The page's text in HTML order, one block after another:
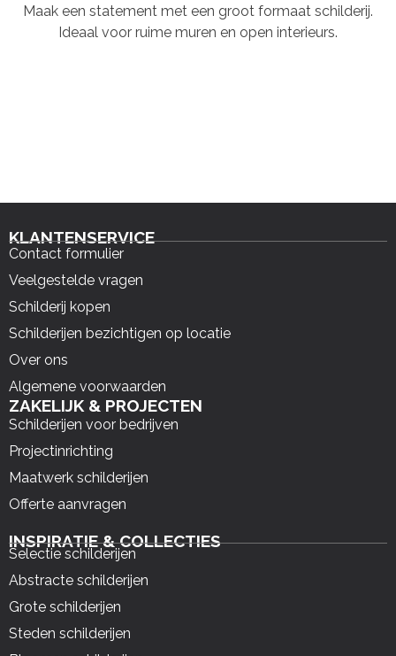
Maak een statement met een groot formaat schilderij.
Ideaal voor ruime muren en open interieurs.
KLANTENSERVICE
Contact formulier
Veelgestelde vragen
Schilderij kopen
Schilderijen bezichtigen op locatie
Over ons
Algemene voorwaarden
ZAKELIJK & PROJECTEN
Schilderijen voor bedrijven
Projectinrichting
Maatwerk schilderijen
Offerte aanvragen
INSPIRATIE & COLLECTIES
Selectie schilderijen
Abstracte schilderijen
Grote schilderijen
Steden schilderijen